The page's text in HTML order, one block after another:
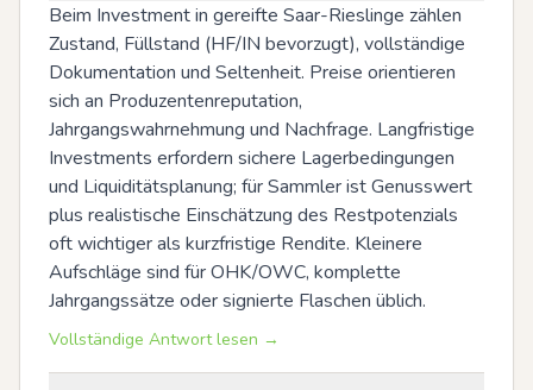
Beim Investment in gereifte Saar-Rieslinge zählen
Zustand, Füllstand (HF/IN bevorzugt), vollständige
Dokumentation und Seltenheit. Preise orientieren
sich an Produzentenreputation,
Jahrgangswahrnehmung und Nachfrage. Langfristige
Investments erfordern sichere Lagerbedingungen
und Liquiditätsplanung; für Sammler ist Genusswert
plus realistische Einschätzung des Restpotenzials
oft wichtiger als kurzfristige Rendite. Kleinere
Aufschläge sind für OHK/OWC, komplette
Jahrgangssätze oder signierte Flaschen üblich.
Vollständige Antwort lesen →